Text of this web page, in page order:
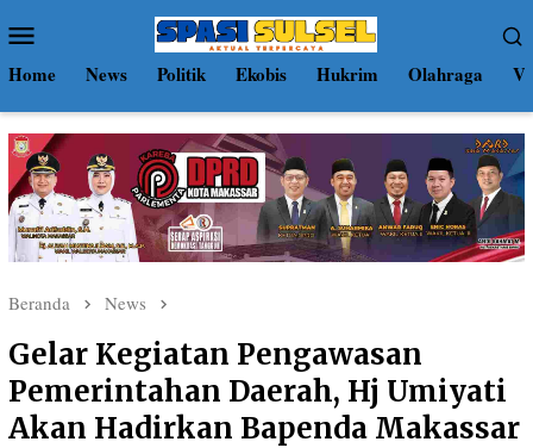
ke
kontenMobile
Home News Politik Ekobis Hukrim Olahraga
Beranda News
Gelar Kegiatan Pengawasan
Pemerintahan Daerah, Hj Umiyati
Akan Hadirkan Bapenda Makassar